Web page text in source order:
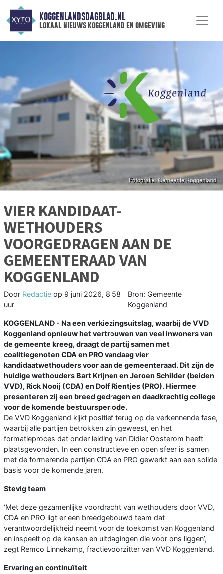
KOGGENLANDSDAGBLAD.NL
lokaal nieuws koggenland en omgeving
VIER KANDIDAAT-
WETHOUDERS
VOORGEDRAGEN AAN DE
GEMEENTERAAD VAN
KOGGENLAND
Door Redactie op 9 juni 2026, 8:58
uur
Bron: Gemeente
Koggenland
KOGGENLAND - Na een verkiezingsuitslag, waarbij de VVD
Koggenland opnieuw het vertrouwen van veel inwoners van
de gemeente kreeg, draagt de partij samen met
coalitiegenoten CDA en PRO vandaag vier
kandidaatwethouders voor aan de gemeenteraad. Dit zijn de
huidige wethouders Bart Krijnen en Jeroen Schilder (beiden
VVD), Rick Nooij (CDA) en Dolf Rientjes (PRO). Hiermee
presenteren zij een breed gedragen en daadkrachtig college
voor de komende bestuursperiode.
De VVD Koggenland kijkt positief terug op de verkennende fase,
waarbij alle partijen betrokken zijn geweest, en het
formatieproces dat onder leiding van Didier Oosterom heeft
plaatsgevonden. In een constructieve en open sfeer is samen
met de formerende partijen CDA en PRO gewerkt aan een solide
basis voor de komende jaren.
Stevig team
‘Met deze gezamenlijke voordracht van wethouders door VVD,
CDA en PRO ligt er een breedgebouwd team dat
verantwoordelijkheid neemt voor de toekomst van Koggenland
en inspeelt op de kansen en uitdagingen die voor ons liggen’,
zegt Remco Linnekamp, fractievoorzitter van VVD Koggenland.
Ervaring en continuïteit